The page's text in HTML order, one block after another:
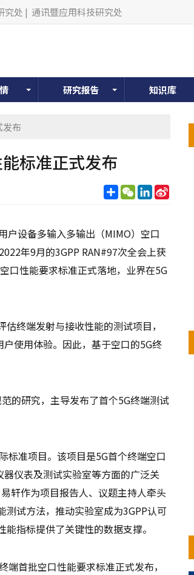
究处 | 通讯暨应用科技研究处
研究报告 知识库
发布
标准正式发布
分
享
WeChatLinkedIn
Sina
设备多输入多输出（MIMO）空口
年9月的3GPP RAN#97次全会上获
口性能要求标准正式落地，业界在5G
终端发射与接收性能的测试项目，
使用体验。因此，基于空口的5G终
的研究，主导发布了首个5G终端测试
标准项目。该项目是5G首个终端空口
仪表及测试实验室等方面的广泛关
轩作为项目报告人、议题主持人牵头
测试方法，推动实验室成为3GPP认可
指标提供了关键性的数据支撑。
首批空口性能要求标准正式发布，